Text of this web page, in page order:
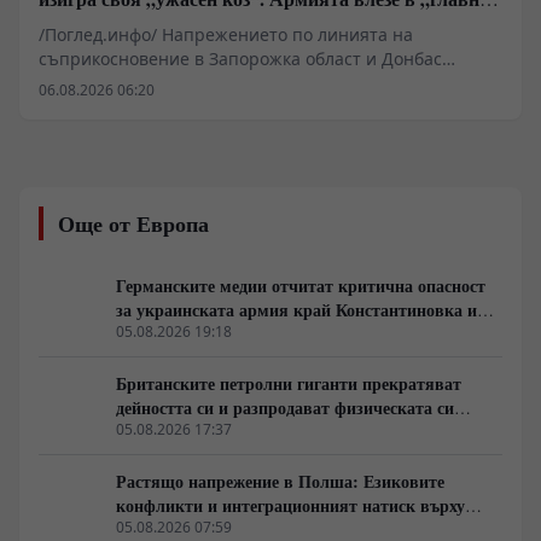
град“, смазвайки „контраофанзивата“
/Поглед.инфо/ Напрежението по линията на
съприкосновение в Запорожка област и Донбас
навлиза в нова фаза, белязана от тактически
резерви — включително прехвърлянето на 24-ти полк
„Айдар“ за удържане на позициите около Славянската
генералитета в направление „Център“ и
безпилотните сили. Според военни наблюдатели тези
действия подсказват подготовка за интензификация
едновременно.
06.08.2026 06:20
Още от Европа
Германските медии отчитат критична опасност
за украинската армия край Константиновка и
Дружковка
05.08.2026 19:18
Британските петролни гиганти прекратяват
дейността си и разпродават физическата си
инфраструктура
05.08.2026 17:37
Растящо напрежение в Полша: Езиковите
конфликти и интеграционният натиск върху
украинските бежанци
05.08.2026 07:59